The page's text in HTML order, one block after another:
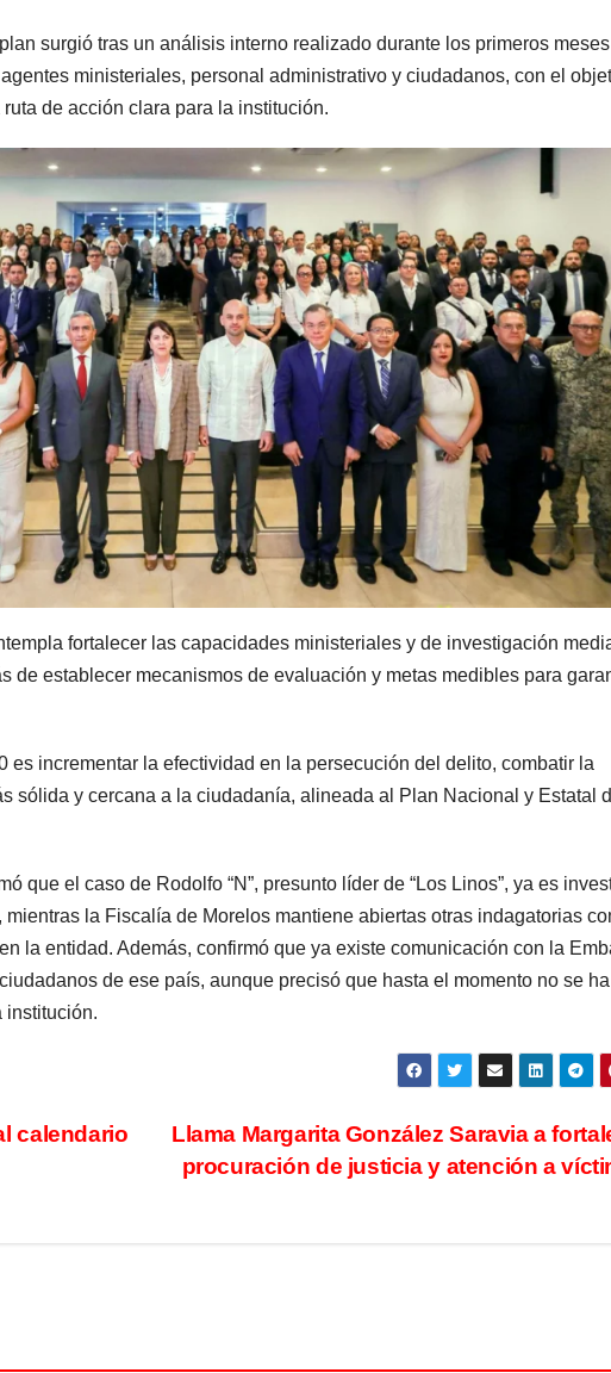
surgió tras un análisis interno realizado durante los primeros
ministeriales, personal administrativo y ciudadanos, con el
de acción clara para la institución.
fortalecer las capacidades ministeriales y de investigación
de establecer mecanismos de evaluación y metas medibles para
incrementar la efectividad en la persecución del delito, combatir la
sólida y cercana a la ciudadanía, alineada al Plan Nacional y Estatal
que el caso de Rodolfo “N”, presunto líder de “Los Linos”, ya es
la Fiscalía de Morelos mantiene abiertas otras indagatorias
la entidad. Además, confirmó que ya existe comunicación con la
de ese país, aunque precisó que hasta el momento no se ha
institución.
Llama Margarita González Saravia a
procuración de justicia y atención a
calendario